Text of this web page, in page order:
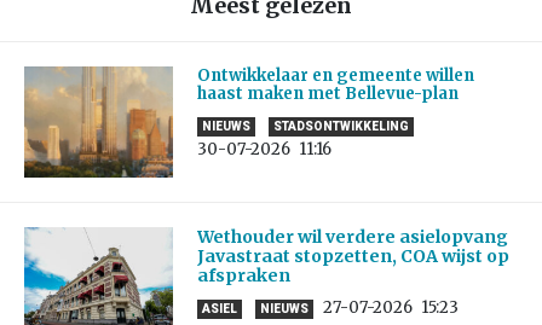
Meest gelezen
Ontwikkelaar en gemeente willen
haast maken met Bellevue-plan
NIEUWS STADSONTWIKKELING
30-07-2026 11:16
Wethouder wil verdere asielopvang
Javastraat stopzetten, COA wijst op
afspraken
ASIEL NIEUWS 27-07-2026 15:23